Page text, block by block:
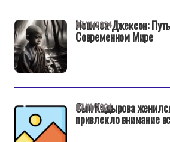
Новичок Джексон:
Современном Мире
07/11/2024
Сын Кадырова
привлекло внимание
07/11/2024